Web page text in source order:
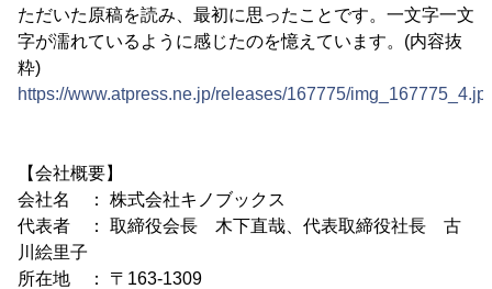
ただいた原稿を読み、最初に思ったことです。一文字一文
字が濡れているように感じたのを憶えています。(内容抜
粋)
https://www.atpress.ne.jp/releases/167775/
【会社概要】
会社名 ： 株式会社キノブックス
代表者 ： 取締役会長 木下直哉、代表取締役社長 古
川絵里子
所在地 ： 〒163-1309